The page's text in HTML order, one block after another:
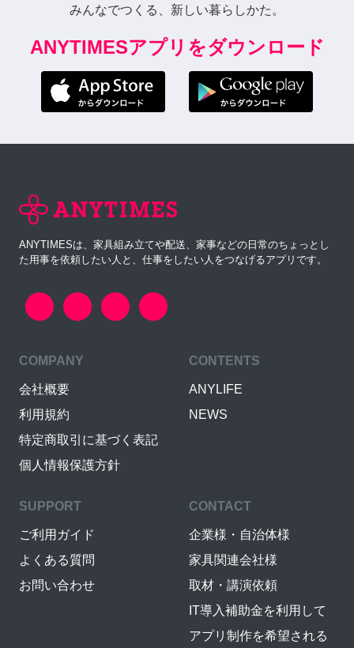
みんなでつくる、新しい暮らしかた。
ANYTIMESアプリをダウンロード
ANYTIMESは、家具組み立てや配送、家事などの日常のちょっとし
た用事を依頼したい人と、仕事をしたい人をつなげるアプリです。
COMPANY
会社概要
利用規約
特定商取引に基づく表記
個人情報保護方針
CONTENTS
ANYLIFE
NEWS
SUPPORT
ご利用ガイド
よくある質問
お問い合わせ
CONTACT
企業様・自治体様
家具関連会社様
取材・講演依頼
IT導入補助金を利用して
アプリ制作を希望される